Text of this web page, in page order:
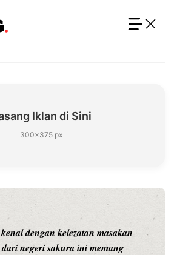
Iklan di Sini
300×375 px
dengan kelezatan masakan
negeri sakura ini memang